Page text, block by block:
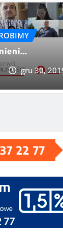
gru 30,
22 77